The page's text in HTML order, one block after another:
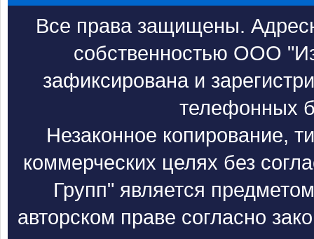
Все права защищены.
собственностью ООО
зафиксирована и
телефонных
Незаконное копирование,
коммерческих целях без
Групп" является
авторском праве согласно